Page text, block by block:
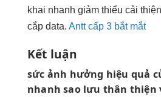
khai nhanh giảm thiểu cải
cắp data. Antt cấp 3 bắt mắt
Kết luận
sức ảnh hưởng hiệu quả
nhanh sao lưu thân thiện